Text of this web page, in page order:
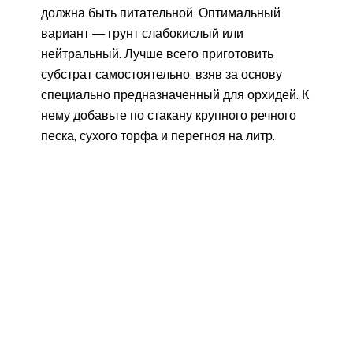
должна быть питательной. Оптимальный
вариант — грунт слабокислый или
нейтральный. Лучше всего приготовить
субстрат самостоятельно, взяв за основу
специально предназначенный для орхидей. К
нему добавьте по стакану крупного речного
песка, сухого торфа и перегноя на литр.